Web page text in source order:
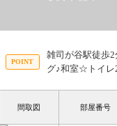
雑司が谷駅徒歩
グ♪和室☆トイ
間取図 部屋番号